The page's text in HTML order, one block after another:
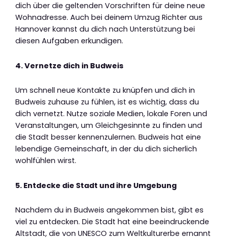
dich über die geltenden Vorschriften für deine neue
Wohnadresse. Auch bei deinem Umzug Richter aus
Hannover kannst du dich nach Unterstützung bei
diesen Aufgaben erkundigen.
4. Vernetze dich in Budweis
Um schnell neue Kontakte zu knüpfen und dich in
Budweis zuhause zu fühlen, ist es wichtig, dass du
dich vernetzt. Nutze soziale Medien, lokale Foren und
Veranstaltungen, um Gleichgesinnte zu finden und
die Stadt besser kennenzulernen. Budweis hat eine
lebendige Gemeinschaft, in der du dich sicherlich
wohlfühlen wirst.
5. Entdecke die Stadt und ihre Umgebung
Nachdem du in Budweis angekommen bist, gibt es
viel zu entdecken. Die Stadt hat eine beeindruckende
Altstadt, die von UNESCO zum Weltkulturerbe ernannt